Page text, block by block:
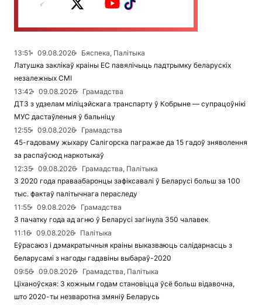
13:51 09.08.2026
Бяспека, Палітыка
Латушка заклікаў краіны ЕС павялічыць падтрымку беларускіх
незалежных СМІ
13:42
09.08.2026
Грамадства
ДТЗ з удзелам міліцэйскага транспарту ў Кобрыне — супрацоўнікі
МУС дастаўленыя ў бальніцу
12:55
09.08.2026
Грамадства
45-гадоваму жыхару Салігорска пагражае да 15 гадоў зняволення
за распаўсюд наркотыкаў
12:35
09.08.2026
Грамадства, Палітыка
З 2020 года праваабаронцы зафіксавалі ў Беларусі больш за 100
тыс. фактаў палітычнага пераследу
11:55
09.08.2026
Грамадства
З пачатку года ад агню ў Беларусі загінула 350 чалавек
11:16
09.08.2026
Палітыка
Еўрасаюз і дэмакратычныя краіны выказваюць салідарнасць з
беларусамі з нагоды гадавіны выбараў-2020
09:56
09.08.2026
Грамадства, Палітыка
Ціханоўская: З кожным годам становіцца ўсё больш відавочна,
што 2020-ты незваротна змяніў Беларусь